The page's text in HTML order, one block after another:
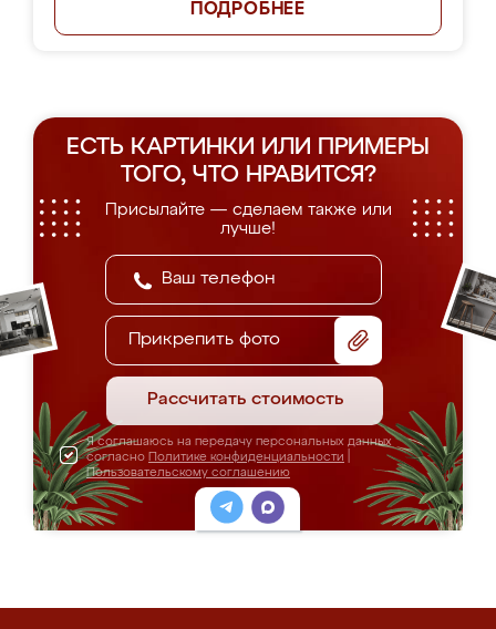
ПОДРОБНЕЕ
ЕСТЬ КАРТИНКИ ИЛИ ПРИМЕРЫ
ТОГО, ЧТО НРАВИТСЯ?
Присылайте — сделаем также или
лучше!
Прикрепить фото
Рассчитать стоимость
Я соглашаюсь на передачу персональных данных
согласно Политике конфиденциальности
Пользовательскому соглашению